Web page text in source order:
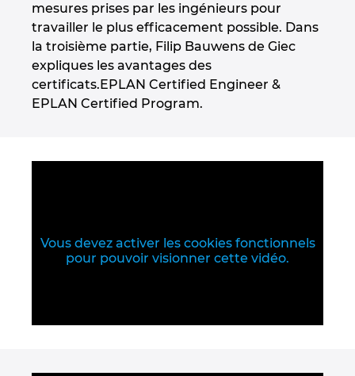
mesures prises par les ingénieurs pour
travailler le plus efficacement possible. Dans
la troisième partie, Filip Bauwens de Giec
expliques les avantages des
certificats.EPLAN Certified Engineer &
EPLAN Certified Program.
Vous devez activer les cookies fonctionnels
pour pouvoir visionner cette vidéo.
India
Indonesia
Ireland
Lithuania